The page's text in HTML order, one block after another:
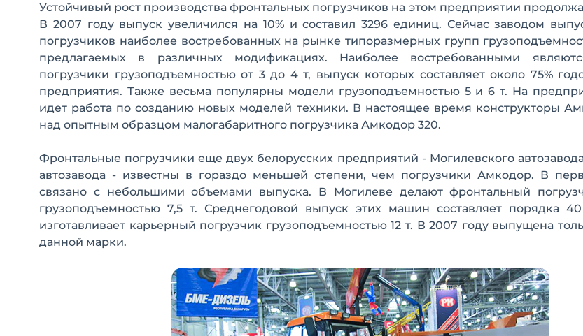
Устойчивый рост производства фронтальных погрузчиков на этом предприятии
В 2007 году выпуск увеличился на 10% и составил 3296 единиц. Сейчас заводом
погрузчиков наиболее востребованных на рынке типоразмерных групп
предлагаемых в различных модификациях. Наиболее востребованными
погрузчики грузоподъемностью от 3 до 4 т, выпуск которых составляет около 75%
предприятия. Также весьма популярны модели грузоподъемностью 5 и 6 т. На
идет работа по созданию новых моделей техники. В настоящее время конструкторы
над опытным образцом малогабаритного погрузчика Амкодор 320.
Фронтальные погрузчики еще двух белорусских предприятий - Могилевского
автозавода - известны в гораздо меньшей степени, чем погрузчики Амкодор. В
связано с небольшими объемами выпуска. В Могилеве делают фронтальный
грузоподъемностью 7,5 т. Среднегодовой выпуск этих машин составляет порядка
изготавливает карьерный погрузчик грузоподъемностью 12 т. В 2007 году выпущена
данной марки.